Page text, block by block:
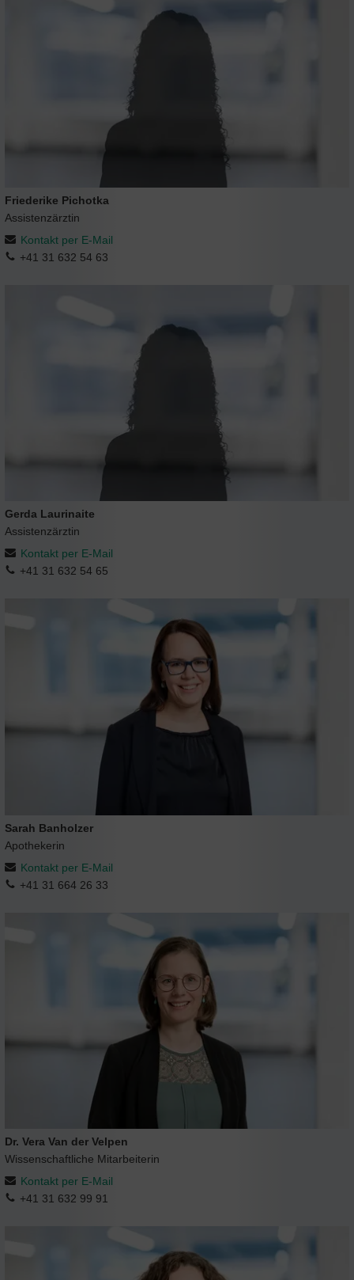
Friederike Pichotka
Assistenzärztin
Kontakt per E-Mail
+41 31 632 54 63
Gerda Laurinaite
Assistenzärztin
Kontakt per E-Mail
+41 31 632 54 65
Sarah Banholzer
Apothekerin
Kontakt per E-Mail
+41 31 664 26 33
Dr. Vera Van der Velpen
Wissenschaftliche Mitarbeiterin
Kontakt per E-Mail
+41 31 632 99 91